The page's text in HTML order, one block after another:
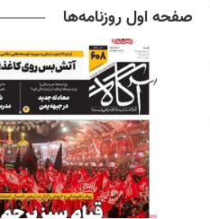
صفحه اول روزنامه‌ها